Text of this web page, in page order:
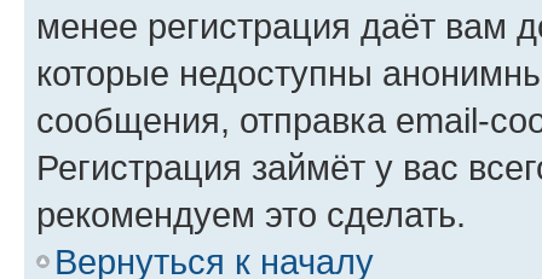
менее регистрация даёт вам
которые недоступны
сообщения, отправка email-
Регистрация займёт у вас
рекомендуем это сделать.
Вернуться к началу